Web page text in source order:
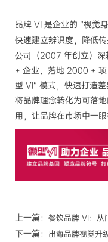
品牌 VI 是企业的 “视觉
快速建立辨识度，降低传
公司
（2007 年创立）
+ 企业、落地 2000 +
型 VI” 模式，快速打造
将品牌理念转化为可落
用，让品牌在市场中一
上一篇： 餐饮品牌 VI：从
下一篇： 出海品牌视觉升